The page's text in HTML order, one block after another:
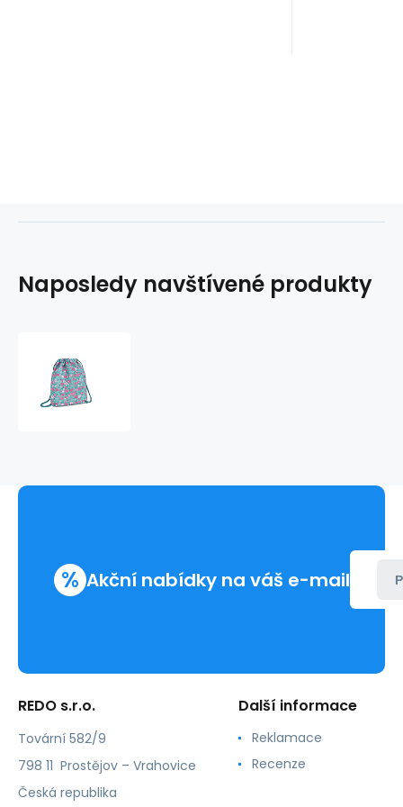
Naposledy navštívené produkty
% Akční nabídky na váš e-mail
REDO s.r.o.
Tovární 582/9
798 11 Prostějov – Vrahovice
Česká republika
Další informace
Reklamace
Recenze